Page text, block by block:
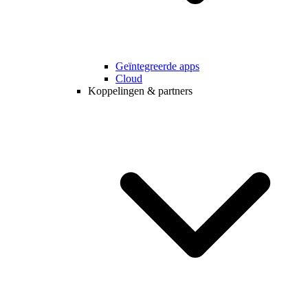
Geïntegreerde apps
Cloud
Koppelingen & partners